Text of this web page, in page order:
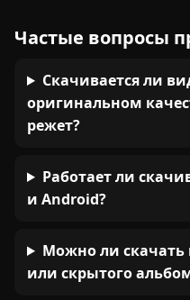
Частые вопросы
Скачивается ли
оригинальном
режет?
Работает ли
и Android?
Можно ли скачать
или скрытого